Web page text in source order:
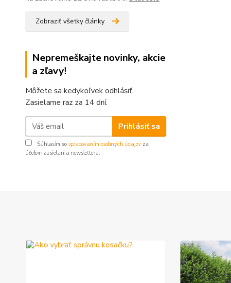
Zobraziť všetky články
Nepremeškajte novinky, akcie
a zľavy!
Môžete sa kedykoľvek odhlásiť.
Zasielame raz za 14 dní.
Prihlásiť sa
Súhlasím so spracovaním osobných údajov za
účelom zasielania newslettera.